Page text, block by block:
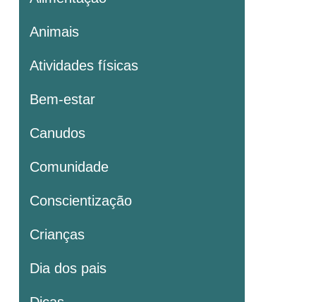
Animais
Atividades físicas
Bem-estar
Canudos
Comunidade
Conscientização
Crianças
Dia dos pais